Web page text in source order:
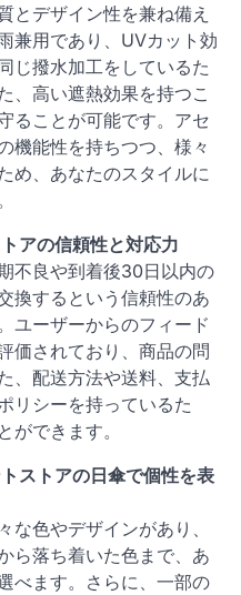
とデザイン性を兼ね備え
兼用であり、UVカット効
じ撥水加工をしているた
、高い遮熱効果を持つこ
ることが可能です。アセ
機能性を持ちつつ、様々
め、あなたのスタイルに
アの信頼性と対応力
不良や到着後30日以内の
換するという信頼性のあ
ユーザーからのフィード
価されており、商品の問
、配送方法や送料、支払
リシーを持っているた
ができます。
ストアの日傘で個性を表
な色やデザインがあり、
ら落ち着いた色まで、あ
べます。さらに、一部の